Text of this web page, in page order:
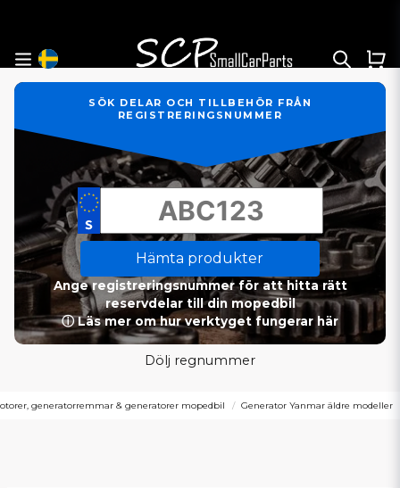
SÖK DELAR OCH TILLBEHÖR FRÅN
REGISTRERINGSNUMMER
Hämta produkter
Ange registreringsnummer för att hitta rätt
reservdelar till din mopedbil
ⓘ Läs mer om hur verktyget fungerar här
Dölj regnummer
generatorremmar & generatorer mopedbil Generator Yanmar äldre modeller